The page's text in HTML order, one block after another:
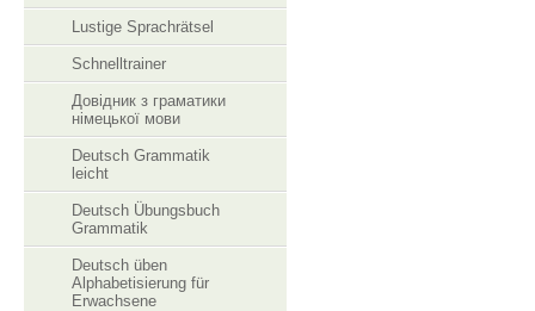
Lustige Sprachrätsel
Schnelltrainer
Довідник з граматики
німецької мови
Deutsch Grammatik
leicht
Deutsch Übungsbuch
Grammatik
Deutsch üben
Alphabetisierung für
Erwachsene